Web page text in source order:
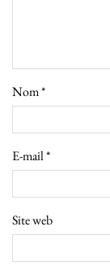
Nom*
E-mail*
Site web